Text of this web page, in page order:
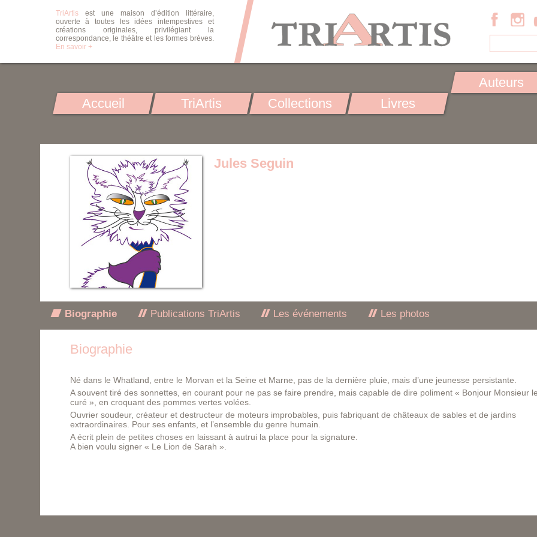
TriArtisest une maison d’édition littéraire,
ouverte à toutes les idées intempestives et
créations originales, privilégiant la
correspondance, le théâtre et les formes brèves.
En savoir +
Accueil TriArtis Collections Livres
Auteurs
Jules Seguin
Biographie Publications TriArtis Les événements Les photos
Biographie
Né dans le Whatland, entre le Morvan et la Seine et Marne, pas de la dernière pluie, mais d’une jeunesse persistante.
A souvent tiré des sonnettes, en courant pour ne pas se faire prendre, mais capable de dire poliment « Bonjour Monsieur
curé », en croquant des pommes vertes volées.
Ouvrier soudeur, créateur et destructeur de moteurs improbables, puis fabriquant de châteaux de sables et de jardins
extraordinaires. Pour ses enfants, et l’ensemble du genre humain.
A écrit plein de petites choses en laissant à autrui la place pour la signature.
A bien voulu signer « Le Lion de Sarah ».